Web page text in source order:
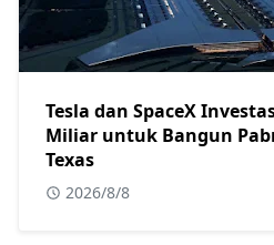
Tesla dan SpaceX
Miliar untuk Bangun
Texas
2026/8/8